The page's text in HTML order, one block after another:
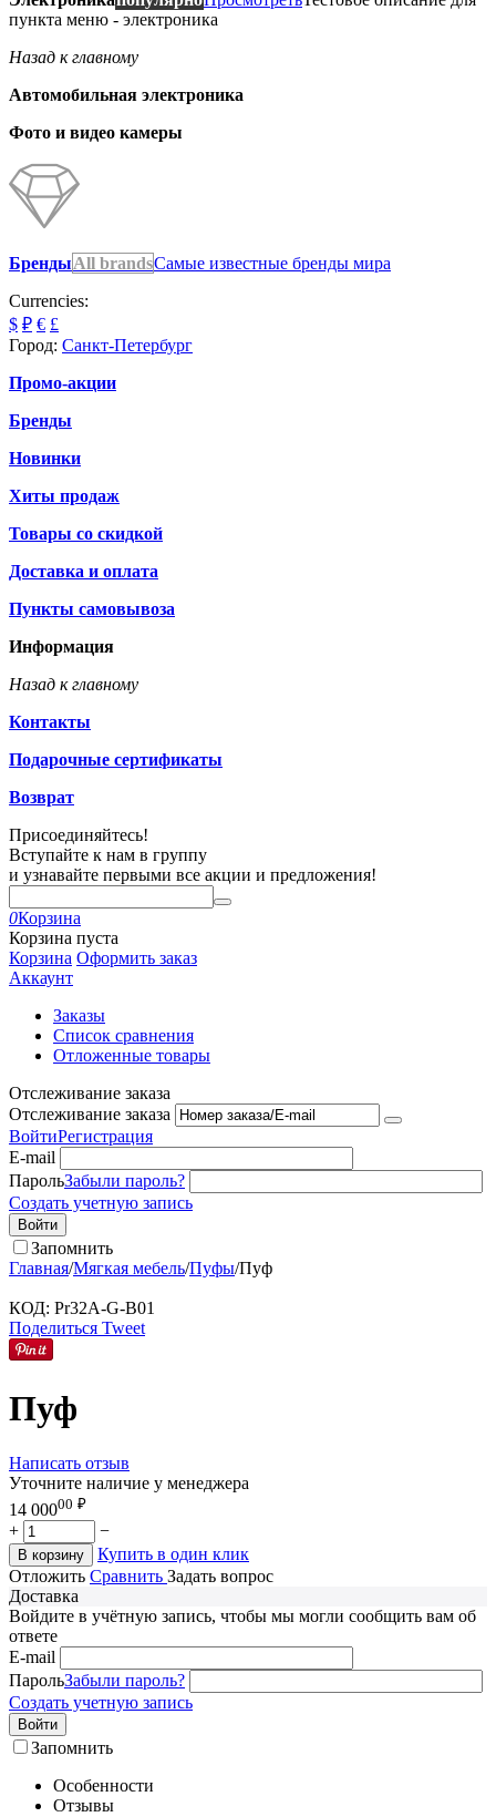
пункта меню - электроника
Назад к главному
Автомобильная электроника
Фото и видео камеры
БрендыAll brandsСамые известные бренды мира
Currencies:
$ ₽ € £
Город: Санкт-Петербург
Промо-акции
Бренды
Новинки
Хиты продаж
Товары со скидкой
Доставка и оплата
Пункты самовывоза
Информация
Назад к главному
Контакты
Подарочные сертификаты
Возврат
Присоединяйтесь!
Вступайте к нам в группу
и узнавайте первыми все акции и предложения!
0Корзина
Корзина пуста
Корзина Оформить заказ
Аккаунт
Заказы
Список сравнения
Отложенные товары
Отслеживание заказа
Отслеживание заказа
ВойтиРегистрация
E-mail
ПарольЗабыли пароль?
Создать учетную запись
Войти
Запомнить
Главная/Мягкая мебель/Пуфы/Пуф
КОД: Pr32A-G-B01
Поделиться Tweet
Пуф
Написать отзыв
Уточните наличие у менеджера
14 00000 ₽
+ −
В корзину
Купить в один клик
Отложить Сравнить Задать вопрос
Доставка
Войдите в учётную запись, чтобы мы могли сообщить вам об
ответе
E-mail
ПарольЗабыли пароль?
Создать учетную запись
Войти
Запомнить
Особенности
Отзывы